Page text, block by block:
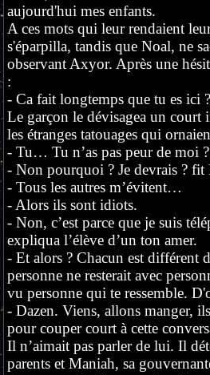
aujourd'hui mes enfants.
A ces mots qui leur rendaient
s'éparpilla, tandis que Noal, ne
observant Axyor. Après une
:
- Ca fait longtemps que tu es ici ?
Le garçon le dévisagea un court
les étranges tatouages qui
- Tu… Tu n’as pas peur de moi
- Non pourquoi ? Je devrais ?
- Tous les autres m’évitent…
- Alors ils sont idiots.
- Non, c’est parce que je suis
expliqua l’élève d’un ton amer.
- Et alors ? Chacun est différent
personne ne resterait avec
vu personne qui te ressemble.
- Dazen. Viens, allons manger,
pour couper court à cette
Il n’aimait pas parler de lui. Il
parents et Maniah, sa